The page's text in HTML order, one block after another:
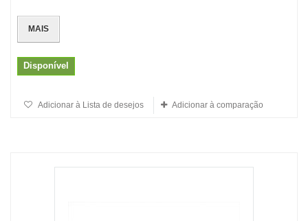
MAIS
Disponível
Adicionar à Lista de desejos Adicionar à comparação